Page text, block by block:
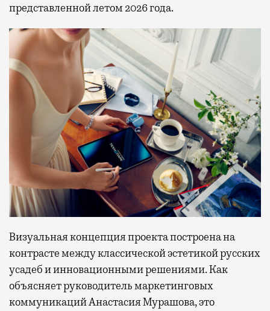
представленной летом 2026 года.
Визуальная концепция проекта построена на
контрасте между классической эстетикой русских
усадеб и инновационными решениями. Как
объясняет руководитель маркетинговых
коммуникаций Анастасия Мурашова, это